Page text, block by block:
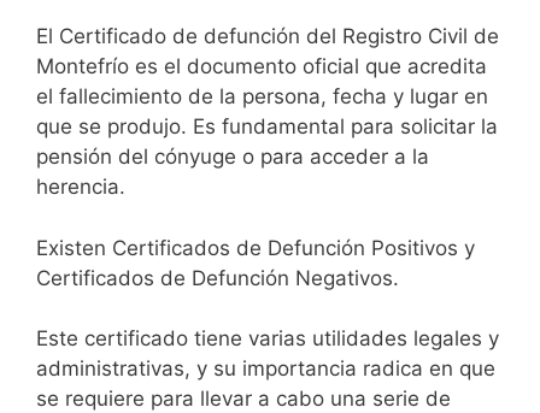
El Certificado de defunción del Registro Civil de
Montefrío es el documento oficial que acredita
el fallecimiento de la persona, fecha y lugar en
que se produjo. Es fundamental para solicitar la
pensión del cónyuge o para acceder a la
herencia.
Existen Certificados de Defunción Positivos y
Certificados de Defunción Negativos.
Este certificado tiene varias utilidades legales y
administrativas, y su importancia radica en que
se requiere para llevar a cabo una serie de